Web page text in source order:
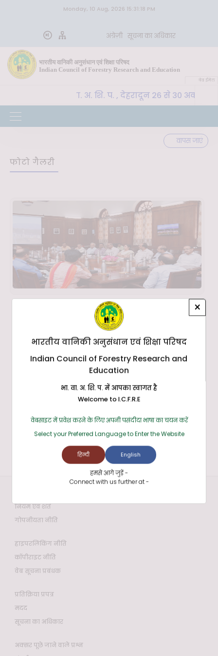
Monday, 10 Aug, 2026 15:31:18 PM
अंग्रेज़ी सूचना का अधिकार
भारतीय वानिकी अनुसंधान एवं शिक्षा परिषद
Indian Council of Forestry Research and Education
वेब ईमेल
CoE-SLM, भा. वा. अ. शि. प. , देहरादून 26 से 30
वापस जाएं
फोटो गैलरी
नियम एवं शर्तें
गोपनीयता नीति
हाइपरलिंकिंग नीति
कॉपीराइट नीति
वेब सूचना प्रबंधक
प्रतिक्रिया प्रपत्र
मदद
सूचना का अधिकार
अक्सर पूछे जाने वाले प्रश्न
×
भारतीय वानिकी अनुसंधान एवं शिक्षा परिषद
Indian Council of Forestry Research and
Education
भा. वा. अ. शि. प. में आपका स्वागत है
Welcome to I.C.F.R.E
वेबसाइट में प्रवेश करने के लिए अपनी पसंदीदा भाषा का चयन करें
Select your Preferred Language to Enter the Website
हिन्दी English
हमसे आगे जुड़ें -
Connect with us further at -